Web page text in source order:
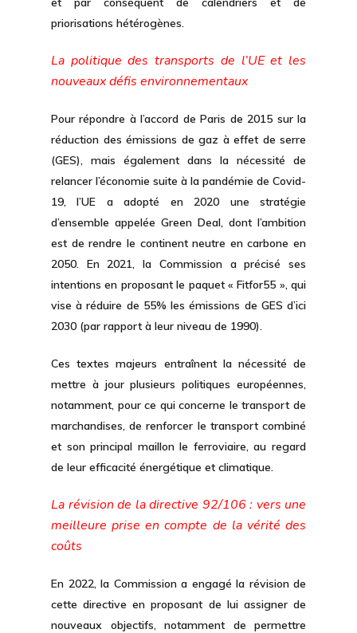
priorisations hétérogènes.
La politique des transports de l’UE et les
nouveaux défis environnementaux
Pour répondre à l’accord de Paris de 2015 sur la
réduction des émissions de gaz à effet de serre
(GES), mais également dans la nécessité de
relancer l’économie suite à la pandémie de Covid-
19, l’UE a adopté en 2020 une stratégie
d’ensemble appelée Green Deal, dont l’ambition
est de rendre le continent neutre en carbone en
2050. En 2021, la Commission a précisé ses
intentions en proposant le paquet « Fitfor55 », qui
vise à réduire de 55% les émissions de GES d’ici
2030 (par rapport à leur niveau de 1990).
Ces textes majeurs entraînent la nécessité de
mettre à jour plusieurs politiques européennes,
notamment, pour ce qui concerne le transport de
marchandises, de renforcer le transport combiné
et son principal maillon le ferroviaire, au regard
de leur efficacité énergétique et climatique.
La révision de la directive 92/106 : vers une
meilleure prise en compte de la vérité des
coûts
En 2022, la Commission a engagé la révision de
cette directive en proposant de lui assigner de
nouveaux objectifs, notamment de permettre